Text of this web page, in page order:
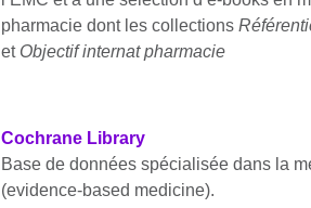
pharmacie dont les collections
et Objectif internat pharmacie
Cochrane Library
Base de données spécialisée dans la
(evidence-based medicine).